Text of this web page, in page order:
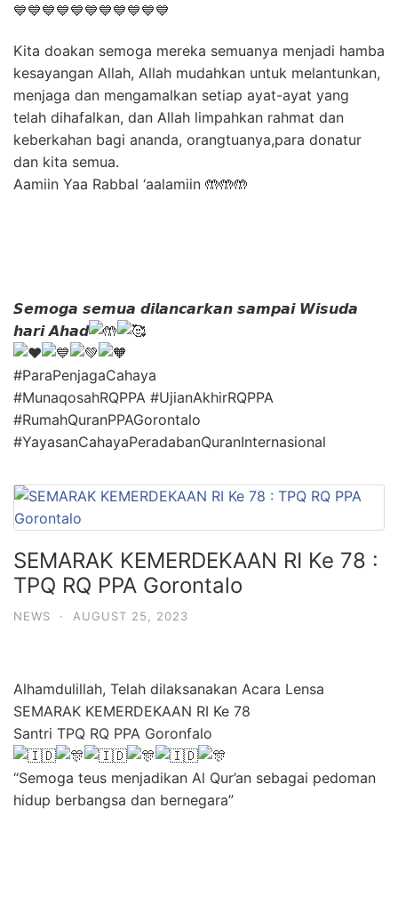
💙💙💙💙💙💙💙💙💙💙💙
Kita doakan semoga mereka semuanya menjadi hamba
kesayangan Allah, Allah mudahkan untuk melantunkan,
menjaga dan mengamalkan setiap ayat-ayat yang
telah dihafalkan, dan Allah limpahkan rahmat dan
keberkahan bagi ananda, orangtuanya,para donatur
dan kita semua.
Aamiin Yaa Rabbal ‘aalamiin 🤲🤲🤲
𝙎𝙚𝙢𝙤𝙜𝙖 𝙨𝙚𝙢𝙪𝙖 𝙙𝙞𝙡𝙖𝙣𝙘𝙖𝙧𝙠𝙖𝙣 𝙨𝙖𝙢𝙥𝙖𝙞 𝙒𝙞𝙨𝙪𝙙𝙖
𝙝𝙖𝙧𝙞 𝘼𝙝𝙖𝙙
#ParaPenjagaCahaya
#MunaqosahRQPPA #UjianAkhirRQPPA
#RumahQuranPPAGorontalo
#YayasanCahayaPeradabanQuranInternasional
SEMARAK KEMERDEKAAN RI Ke 78 :
TPQ RQ PPA Gorontalo
NEWS · AUGUST 25, 2023
Alhamdulillah, Telah dilaksanakan Acara Lensa
SEMARAK KEMERDEKAAN RI Ke 78
Santri TPQ RQ PPA Goronfalo
“Semoga teus menjadikan Al Qur’an sebagai pedoman
hidup berbangsa dan bernegara”